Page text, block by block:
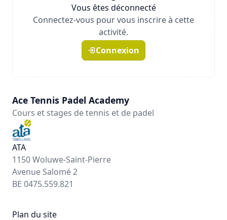
Vous êtes déconnecté
Connectez-vous pour vous inscrire à cette
activité.
Connexion
Ace Tennis Padel Academy
Cours et stages de tennis et de padel
ATA
1150 Woluwe-Saint-Pierre
Avenue Salomé 2
BE 0475.559.821
Plan du site